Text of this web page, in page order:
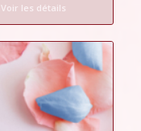
Voir les détails